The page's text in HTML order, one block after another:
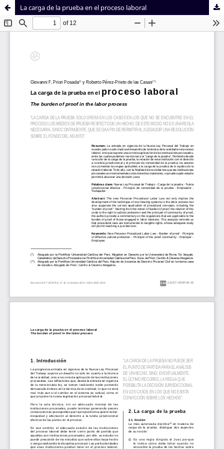
Sistema de
Bibliotecas
Facultad de
Derecho
La carga de la prueba en el proceso laboral